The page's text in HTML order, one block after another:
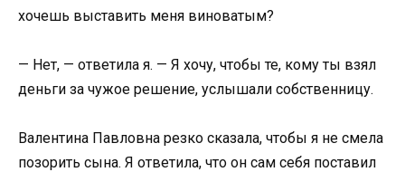
хочешь выставить меня виноватым?
— Нет, — ответила я. — Я хочу, чтобы те, кому ты взял
деньги за чужое решение, услышали собственницу.
Валентина Павловна резко сказала, чтобы я не смела
позорить сына. Я ответила, что он сам себя поставил